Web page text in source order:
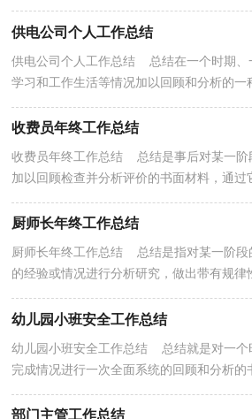
助我们总结以往思想，发扬成绩，让我们一
供电公司个人工作总结
供电公司个人工作总结 总结在一个时期、
学习和工作生活等情况加以回顾和分析的一
收费员年终工作总结
收费员年终工作总结 总结是事后对某一阶
加以回顾检查并分析评价的书面材料，通过
和工作中的优缺点，让我们抽出时间写写总
厨师长年终工作总结
厨师长年终工作总结 总结是指对某一阶段
的经验或情况进行分析研究，做出带有规律
以帮助我们总结以往思想，发扬成绩，因此
幼儿园小班安全工作总结
幼儿园小班安全工作总结 总结就是对一个
完成情况进行一次全面系统的回顾和分析的
部门主管工作总结